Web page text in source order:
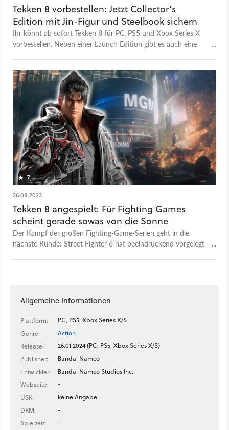
Tekken 8 vorbestellen: Jetzt Collector's
Edition mit Jin-Figur und Steelbook sichern
Ihr könnt ab sofort Tekken 8 für PC, PS5 und Xbox Series X
vorbestellen. Neben einer Launch Edition gibt es auch eine
7
26.08.2023
Tekken 8 angespielt: Für Fighting Games
scheint gerade sowas von die Sonne
Der Kampf der großen Fighting-Game-Serien geht in die
nächste Runde: Street Fighter 6 hat beeindruckend vorgelegt -
Allgemeine Informationen
Plattform:
PC, PS5, Xbox Series X/S
Genre:
Action
Release:
26.01.2024 (PC, PS5, Xbox Series X/S)
Publisher:
Bandai Namco
Entwickler:
Bandai Namco Studios Inc.
Webseite:
-
USK:
keine Angabe
DRM:
-
Spielzeit:
-